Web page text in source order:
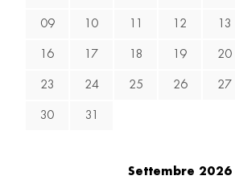
09 10 12 13
16 17 18 19 20
23 24 25 26 27
30 31
Settembre 2026